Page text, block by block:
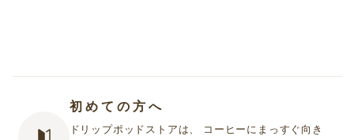
初めての方へ
ドリップポッドストアは、 コーヒーにまっすぐ向き